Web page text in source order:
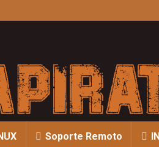
Soporte Remoto